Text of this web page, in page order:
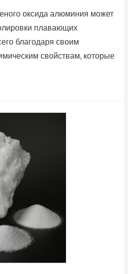
оксида алюминия может
плавающих
благодаря своим
свойствам, которые